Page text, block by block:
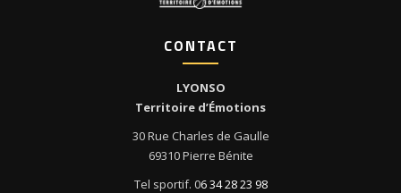
CONTACT
LYONSO
Territoire d’Émotions
30 Rue Charles de Gaulle
69310 Pierre Bénite
Tel sportif. 06 34 28 23 98